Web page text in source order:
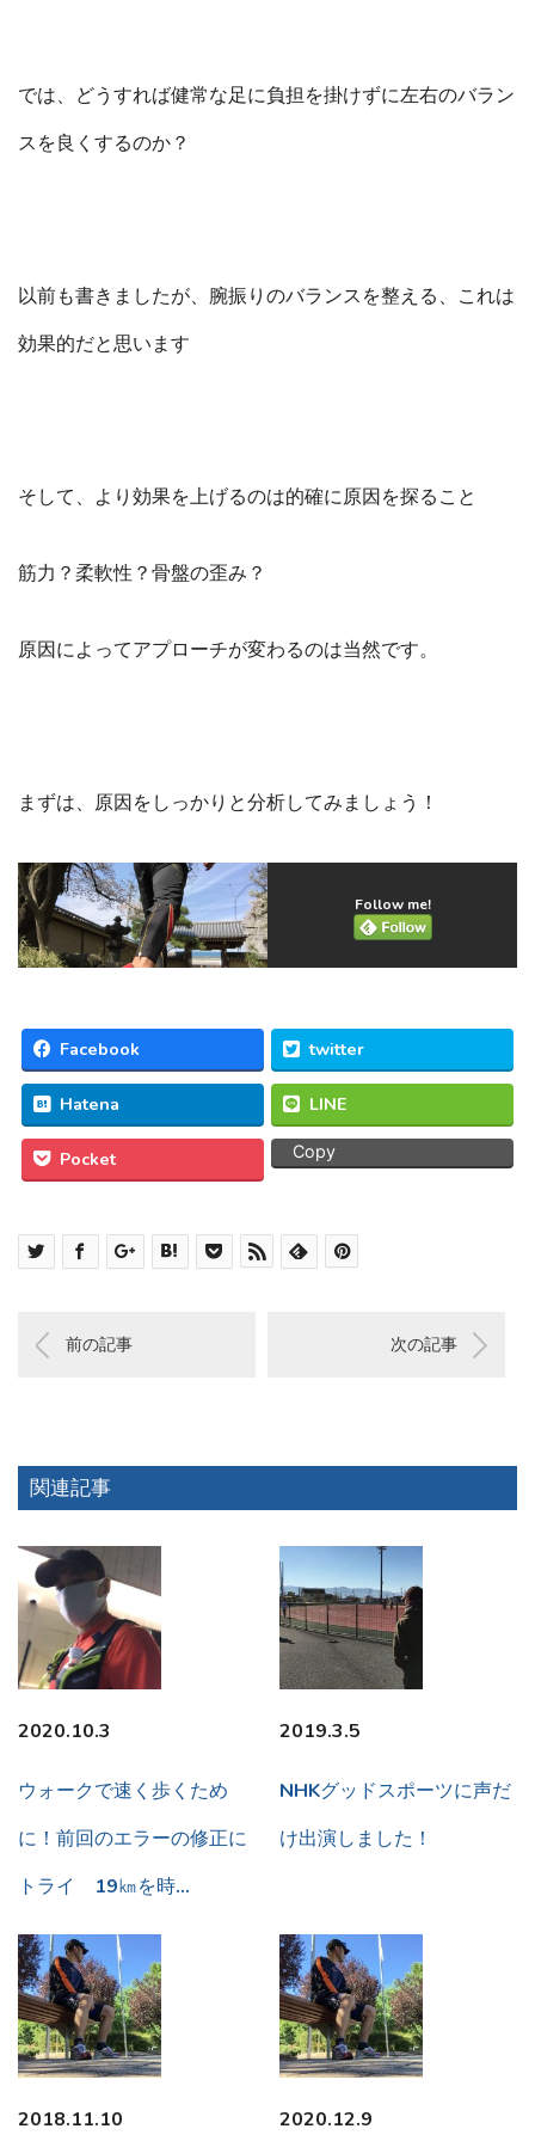
では、どうすれば健常な足に負担を掛けずに左右のバラン
スを良くするのか？
以前も書きましたが、腕振りのバランスを整える、これは
効果的だと思います
そして、より効果を上げるのは的確に原因を探ること
筋力？柔軟性？骨盤の歪み？
原因によってアプローチが変わるのは当然です。
まずは、原因をしっかりと分析してみましょう！
Follow me!
Facebook twitter
Hatena LINE
Pocket Copy
前の記事 次の記事
関連記事
2020.10.3
ウォークで速く歩くため
に！前回のエラーの修正に
トライ 19㎞を時…
2019.3.5
NHKグッドスポーツに声だ
け出演しました！
2018.11.10 2020.12.9